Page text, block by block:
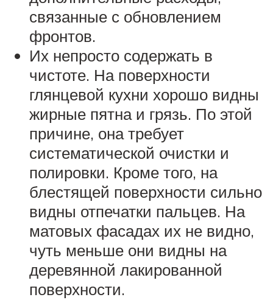
связанные с обновлением
фронтов.
Их непросто содержать в
чистоте. На поверхности
глянцевой кухни хорошо видны
жирные пятна и грязь. По этой
причине, она требует
систематической очистки и
полировки. Кроме того, на
блестящей поверхности сильно
видны отпечатки пальцев. На
матовых фасадах их не видно,
чуть меньше они видны на
деревянной лакированной
поверхности.